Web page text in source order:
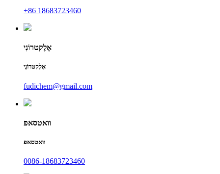
+86 18683723460
אֶלֶקטרוֹנִי
אֶלֶקטרוֹנִי
fudichem@gmail.com
וואטסאפ
וואטסאפ
0086-18683723460